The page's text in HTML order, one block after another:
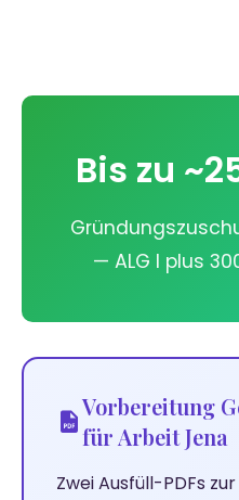
Bis zu
— ALG I plus
Vorbereitung
für Arbeit Jena
Zwei Ausfüll-PDFs